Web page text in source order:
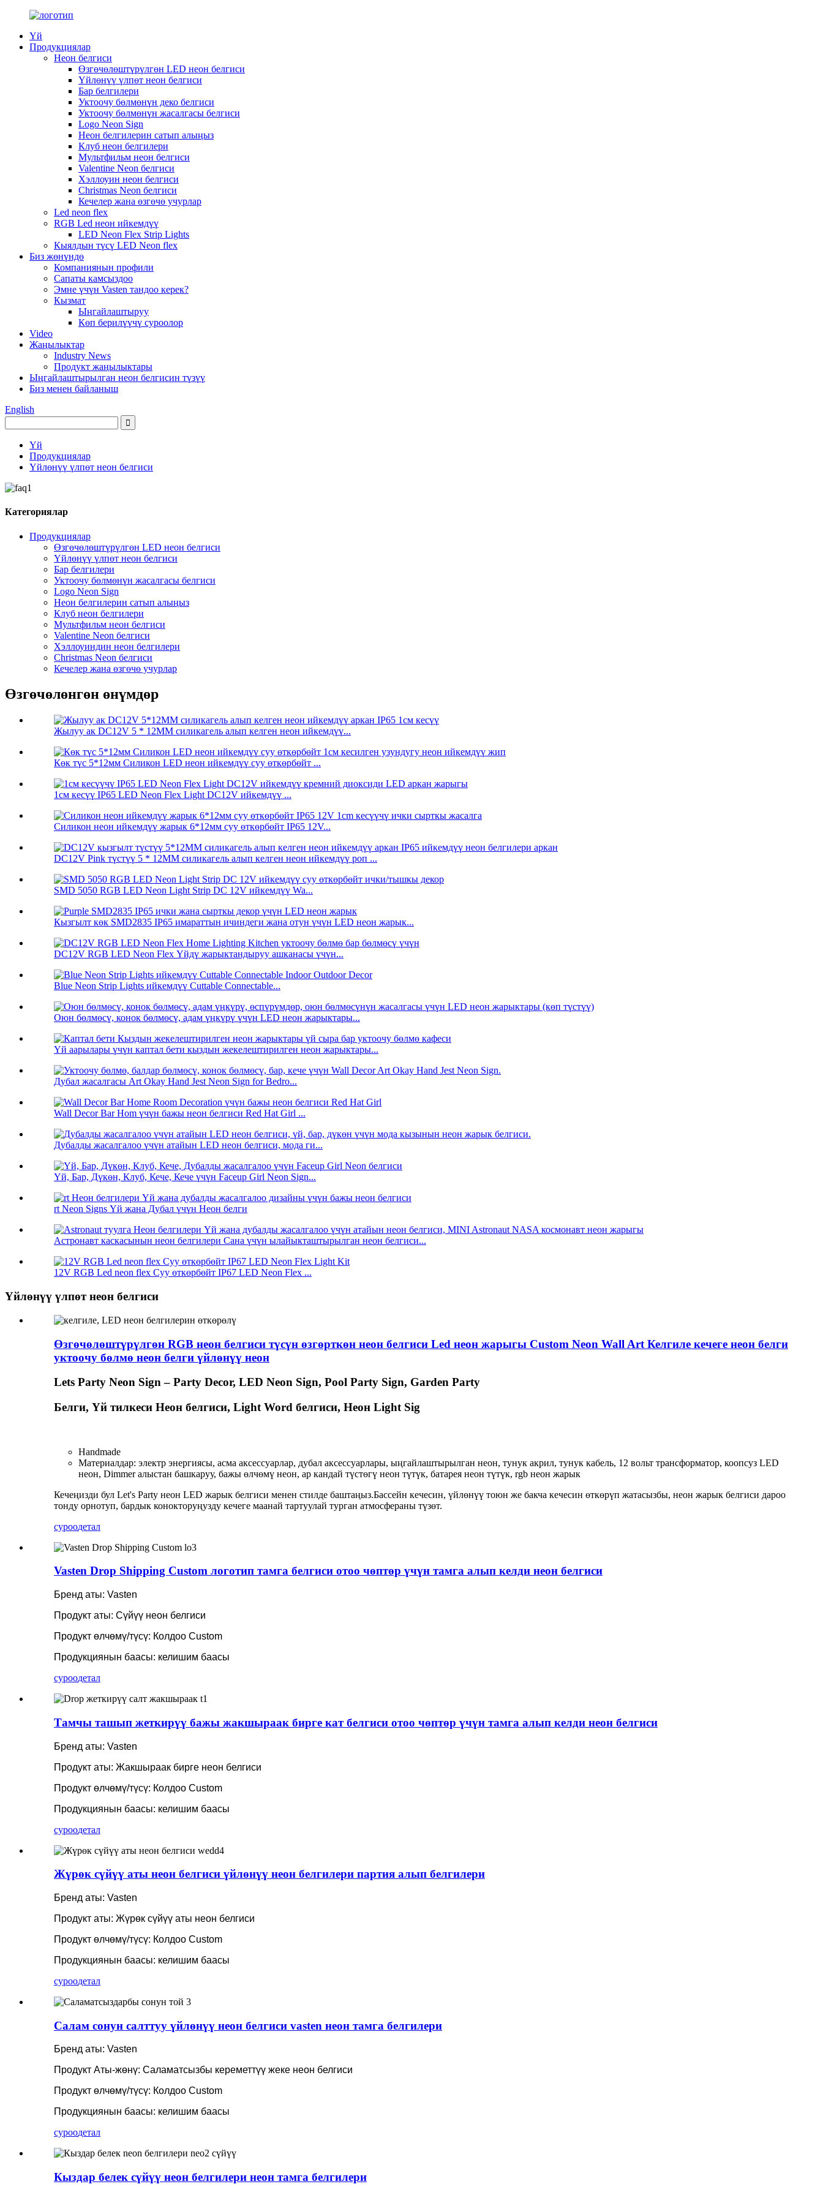
Үй
Продукциялар
Неон белгиси
Өзгөчөлөштүрүлгөн LED неон белгиси
Үйлөнүү үлпөт неон белгиси
Бар белгилери
Уктоочу бөлмөнүн деко белгиси
Уктоочу бөлмөнүн жасалгасы белгиси
Logo Neon Sign
Неон белгилерин сатып алыңыз
Клуб неон белгилери
Мультфильм неон белгиси
Valentine Neon белгиси
Хэллоуин неон белгиси
Christmas Neon белгиси
Кечелер жана өзгөчө учурлар
Led neon flex
RGB Led неон ийкемдүү
LED Neon Flex Strip Lights
Кыялдын түсү LED Neon flex
Биз жөнүндө
Компаниянын профили
Сапаты камсыздоо
Эмне үчүн Vasten тандоо керек?
Кызмат
Ыңгайлаштыруу
Көп берилүүчү суроолор
Video
Жаңылыктар
Industry News
Продукт жаңылыктары
Ыңгайлаштырылган неон белгисин түзүү
Биз менен байланыш
English
Үй
Продукциялар
Үйлөнүү үлпөт неон белгиси
Категориялар
Продукциялар
Өзгөчөлөштүрүлгөн LED неон белгиси
Үйлөнүү үлпөт неон белгиси
Бар белгилери
Уктоочу бөлмөнүн жасалгасы белгиси
Logo Neon Sign
Неон белгилерин сатып алыңыз
Клуб неон белгилери
Мультфильм неон белгиси
Valentine Neon белгиси
Хэллоуиндин неон белгилери
Christmas Neon белгиси
Кечелер жана өзгөчө учурлар
Өзгөчөлөнгөн өнүмдөр
Жылуу ак DC12V 5 * 12MM силикагель алып келген неон ийкемдүү...
Көк түс 5*12мм Силикон LED неон ийкемдүү суу өткөрбөйт ...
1см кесүү IP65 LED Neon Flex Light DC12V ийкемдүү ...
Силикон неон ийкемдүү жарык 6*12мм суу өткөрбөйт IP65 12V...
DC12V Pink түстүү 5 * 12MM силикагель алып келген неон ийкемдүү роп ...
SMD 5050 RGB LED Neon Light Strip DC 12V ийкемдүү Wa...
Кызгылт көк SMD2835 IP65 имараттын ичиндеги жана отун үчүн LED неон жарык...
DC12V RGB LED Neon Flex Үйдү жарыктандыруу ашканасы үчүн...
Blue Neon Strip Lights ийкемдүү Cuttable Connectable...
Оюн бөлмөсү, конок бөлмөсү, адам үңкүрү үчүн LED неон жарыктары...
Үй аарылары үчүн каптал бети кыздын жекелештирилген неон жарыктары...
Дубал жасалгасы Art Okay Hand Jest Neon Sign for Bedro...
Wall Decor Bar Hom үчүн бажы неон белгиси Red Hat Girl ...
Дубалды жасалгалоо үчүн атайын LED неон белгиси, мода ги...
Үй, Бар, Дүкөн, Клуб, Кече, Кече үчүн Faceup Girl Neon Sign...
rt Neon Signs Үй жана Дубал үчүн Неон белги
Астронавт каскасынын неон белгилери Сана үчүн ылайыкташтырылган неон белгиси...
12V RGB Led neon flex Суу өткөрбөйт IP67 LED Neon Flex ...
Үйлөнүү үлпөт неон белгиси
Өзгөчөлөштүрүлгөн RGB неон белгиси түсүн өзгөрткөн неон белгиси Led неон жарыгы Custom Neon Wall Art Келгиле кечеге неон белги
уктоочу бөлмө неон белги үйлөнүү неон
Lets Party Neon Sign – Party Decor, LED Neon Sign, Pool Party Sign, Garden Party
Белги, Үй тилкеси Неон белгиси, Light Word белгиси, Неон Light Sig
Handmade
Материалдар: электр энергиясы, асма аксессуарлар, дубал аксессуарлары, ыңгайлаштырылган неон, тунук акрил, тунук кабель, 12 вольт трансформатор, коопсуз LED
неон, Dimmer алыстан башкаруу, бажы өлчөмү неон, ар кандай түстөгү неон түтүк, батарея неон түтүк, rgb неон жарык
Кечеңизди бул Let's Party неон LED жарык белгиси менен стилде баштаңыз.Бассейн кечесин, үйлөнүү тоюн же бакча кечесин өткөрүп жатасызбы, неон жарык белгиси дароо
тонду орнотуп, бардык конокторуңузду кечеге маанай тартуулай турган атмосфераны түзөт.
суроодетал
Vasten Drop Shipping Custom логотип тамга белгиси отоо чөптөр үчүн тамга алып келди неон белгиси
Бренд аты: Vasten
Продукт аты: Сүйүү неон белгиси
Продукт өлчөмү/түсү: Колдоо Custom
Продукциянын баасы: келишим баасы
суроодетал
Тамчы ташып жеткирүү бажы жакшыраак бирге кат белгиси отоо чөптөр үчүн тамга алып келди неон белгиси
Бренд аты: Vasten
Продукт аты: Жакшыраак бирге неон белгиси
Продукт өлчөмү/түсү: Колдоо Custom
Продукциянын баасы: келишим баасы
суроодетал
Жүрөк сүйүү аты неон белгиси үйлөнүү неон белгилери партия алып белгилери
Бренд аты: Vasten
Продукт аты: Жүрөк сүйүү аты неон белгиси
Продукт өлчөмү/түсү: Колдоо Custom
Продукциянын баасы: келишим баасы
суроодетал
Салам сонун салттуу үйлөнүү неон белгиси vasten неон тамга белгилери
Бренд аты: Vasten
Продукт Аты-жөнү: Саламатсызбы кереметтүү жеке неон белгиси
Продукт өлчөмү/түсү: Колдоо Custom
Продукциянын баасы: келишим баасы
суроодетал
Кыздар белек сүйүү неон белгилери неон тамга белгилери